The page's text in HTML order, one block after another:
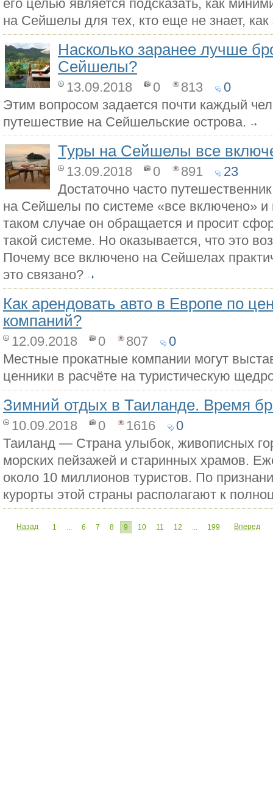
его целью является подсказать, как
на Сейшелы для тех, кто еще не знает, как
Насколько заранее лучше
Сейшелы?
13.09.2018 0 813
0
Этим вопросом задается почти каждый
путешествие на Сейшельские острова.
Туры на Сейшелы все
13.09.2018 0 891
23
Достаточно часто
на Сейшелы по системе «все включено» и
таком случае он обращается и просит
такой системе. Но оказывается, что это
Почему все включено на Сейшелах
это связано?
Как арендовать авто в Европе по
компаний?
12.09.2018 0 807
0
Местные прокатные компании могут
ценники в расчёте на туристическую
Зимний отдых в Таиланде. Время
10.09.2018 0 1616
0
Таиланд — Страна улыбок, живописных
морских пейзажей и старинных храмов.
около 10 миллионов туристов. По
курорты этой страны располагают к
Назад 1 ... 6 7 8 9 10 11 12 ... 199 Вперед